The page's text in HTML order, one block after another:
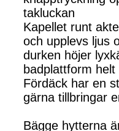
takluckan
Kapellet runt
och upplevs ljus
durken höjer
badplattform helt
Fördäck har en
gärna tillbringar
Bägge hytterna